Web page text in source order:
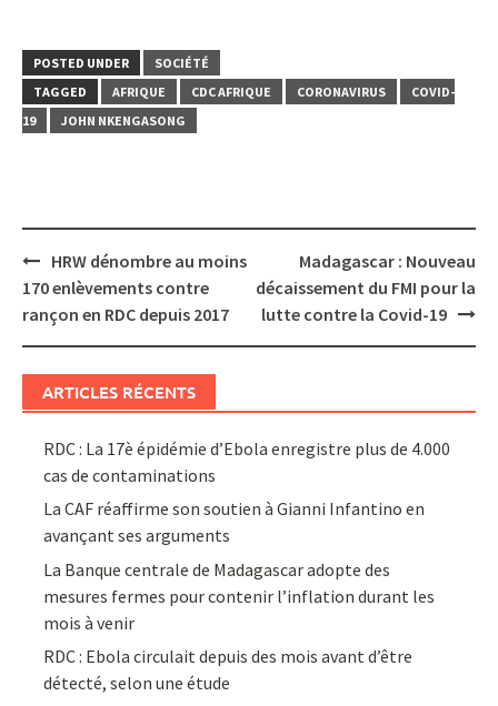
POSTED UNDER
SOCIÉTÉ
TAGGED
AFRIQUE CDC AFRIQUE CORONAVIRUS
COVID-
19
JOHN NKENGASONG
Post
navigation
HRW dénombre au moins
170 enlèvements contre
rançon en RDC depuis 2017
Madagascar : Nouveau
décaissement du FMI pour la
lutte contre la Covid-19
ARTICLES RÉCENTS
RDC : La 17è épidémie d’Ebola enregistre plus de 4.000
cas de contaminations
La CAF réaffirme son soutien à Gianni Infantino en
avançant ses arguments
La Banque centrale de Madagascar adopte des
mesures fermes pour contenir l’inflation durant les
mois à venir
RDC : Ebola circulait depuis des mois avant d’être
détecté, selon une étude